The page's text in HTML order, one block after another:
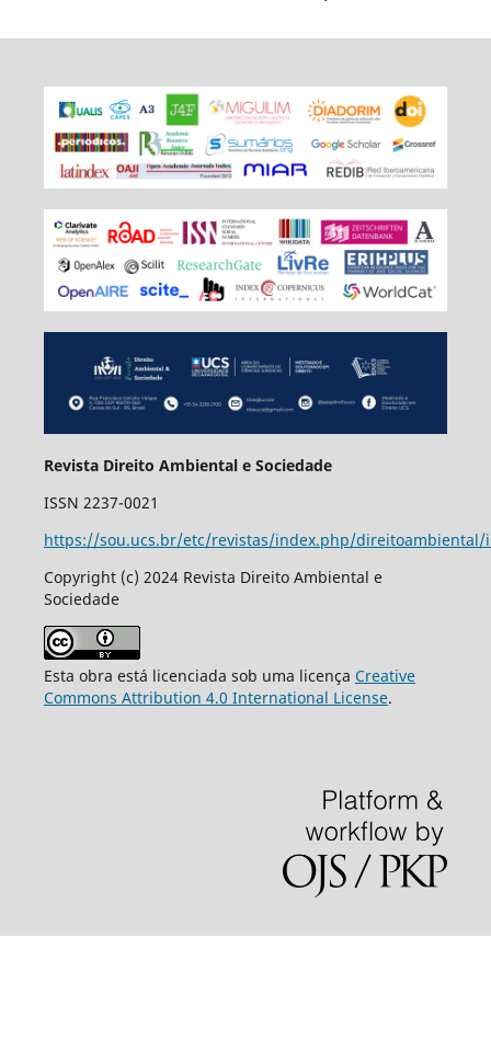
Revista Direito Ambiental e Sociedade
ISSN 2237-0021
https://sou.ucs.br/etc/revistas/index.php/direitoambiental/
Copyright (c) 2024 Revista Direito Ambiental e
Sociedade
Esta obra está licenciada sob uma licença Creative
Commons Attribution 4.0 International License.